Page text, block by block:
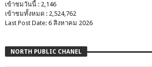
เข้าชมวันนี้ : 2,146
เข้าชมทั้งหมด : 2,524,762
Last Post Date: 6 สิงหาคม 2026
NORTH PUBLIC CHANEL